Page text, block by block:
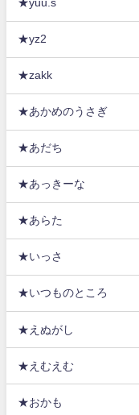
★yuu.s
★yz2
★zakk
★あかめのうさぎ
★あだち
★あっきーな
★あらた
★いっさ
★いつものところ
★えぬがし
★えむえむ
★おかも